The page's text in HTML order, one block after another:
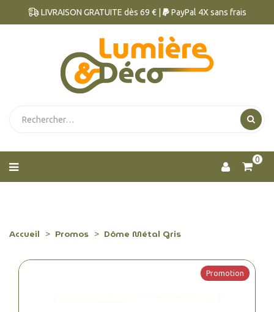
LIVRAISON GRATUITE dès 69 € | PayPal 4X sans frais
0
Accueil Promos Dôme Métal Gris
Promotion